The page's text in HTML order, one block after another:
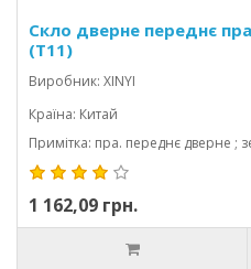
Скло дверне переднє
(T11)
Виробник: XINYI
Країна: Китай
Примітка: пра. переднє дверне ;
1 162,09 грн.